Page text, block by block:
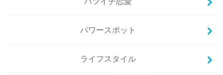
パワースポット
ライフスタイル